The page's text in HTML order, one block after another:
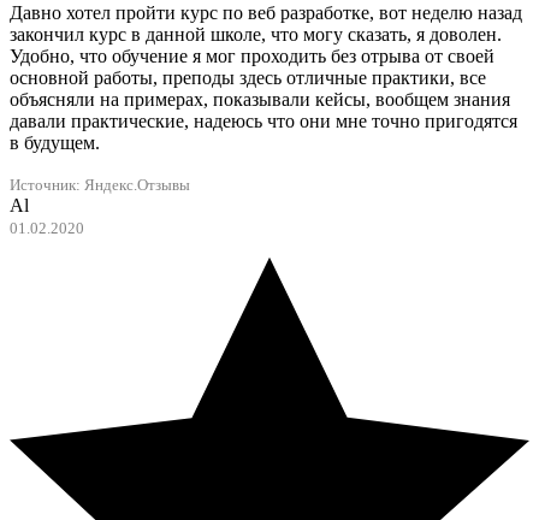
Давно хотел пройти курс по веб разработке, вот неделю назад
закончил курс в данной школе, что могу сказать, я доволен.
Удобно, что обучение я мог проходить без отрыва от своей
основной работы, преподы здесь отличные практики, все
объясняли на примерах, показывали кейсы, вообщем знания
давали практические, надеюсь что они мне точно пригодятся
в будущем.
Источник: Яндекс.Отзывы
Al
01.02.2020